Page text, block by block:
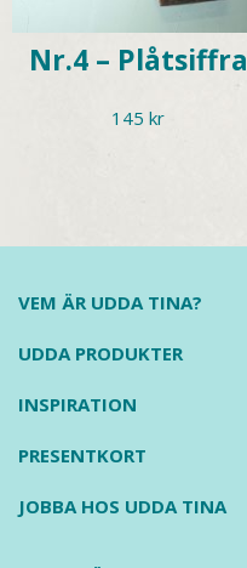
Nr.4 – Plåtsiffra
145kr
VEM ÄR UDDA TINA?
UDDA PRODUKTER
INSPIRATION
PRESENTKORT
JOBBA HOS UDDA TINA